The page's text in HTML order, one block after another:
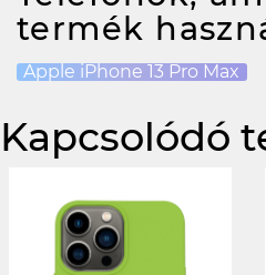
termék
Apple iPhone 13 Pro Max
Kapcsolódó